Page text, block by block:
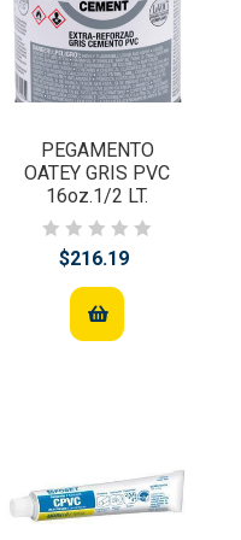
PEGAMENTO
OATEY GRIS PVC
16oz.1/2 LT.
$216.19